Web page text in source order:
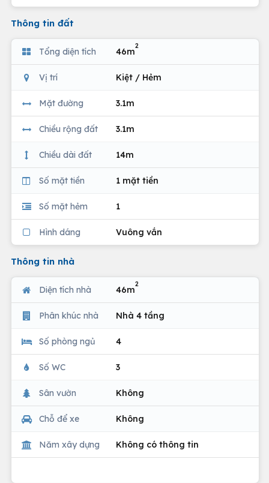
Thông tin đất
Tổng diện tích 46m
2
Vị trí Kiệt / Hẻm
Mặt đường 3.1m
Chiều rộng đất 3.1m
Chiều dài đất 14m
Số mặt tiền 1 mặt tiền
Số mặt hẻm 1
Hình dáng Vuông vắn
Thông tin nhà
Diện tích nhà 46m
2
Phân khúc nhà Nhà 4 tầng
Số phòng ngủ 4
Số WC 3
Sân vườn Không
Chỗ để xe Không
Năm xây dựng Không có thông tin